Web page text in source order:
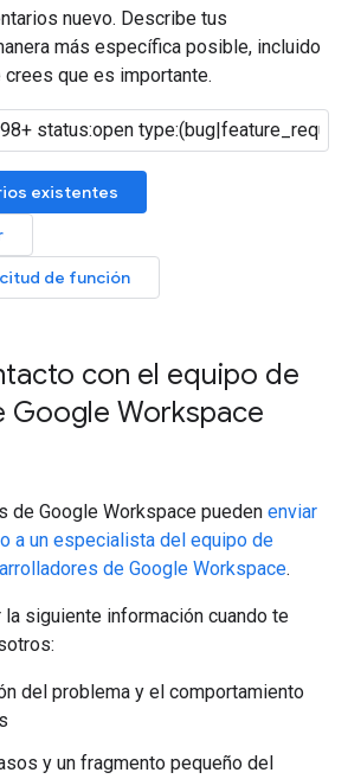
nuevo. Describe tus
más específica posible, incluido
que es importante.
existentes
de función
con el equipo de
Google Workspace
de Google Workspace pueden enviar
a un especialista del equipo de
de Google Workspace.
siguiente información cuando te
del problema y el comportamiento
y un fragmento pequeño del